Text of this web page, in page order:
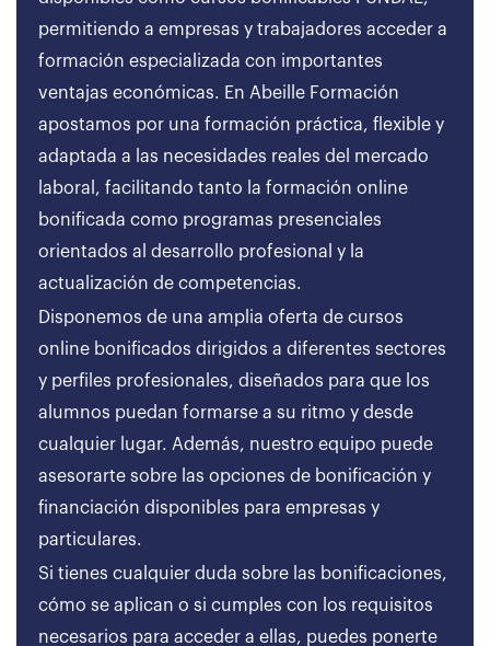
permitiendo a empresas y trabajadores acceder a
formación especializada con importantes
ventajas económicas. En Abeille Formación
apostamos por una formación práctica, flexible y
adaptada a las necesidades reales del mercado
laboral, facilitando tanto la formación online
bonificada como programas presenciales
orientados al desarrollo profesional y la
actualización de competencias.
Disponemos de una amplia oferta de cursos
online bonificados dirigidos a diferentes sectores
y perfiles profesionales, diseñados para que los
alumnos puedan formarse a su ritmo y desde
cualquier lugar. Además, nuestro equipo puede
asesorarte sobre las opciones de bonificación y
financiación disponibles para empresas y
particulares.
Si tienes cualquier duda sobre las bonificaciones,
cómo se aplican o si cumples con los requisitos
necesarios para acceder a ellas, puedes ponerte